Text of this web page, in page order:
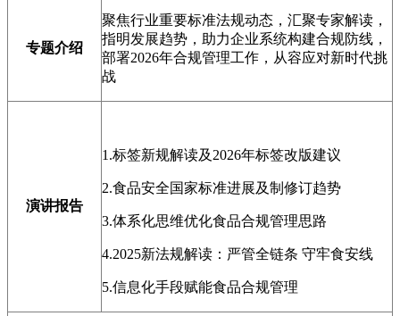
专题介绍
聚焦行业重要标准法规动态，汇聚专家解读，
指明发展趋势，助力企业系统构建合规防线，
部署2026年合规管理工作，从容应对新时代挑
战
演讲报告
1.标签新规解读及2026年标签改版建议
2.食品安全国家标准进展及制修订趋势
3.体系化思维优化食品合规管理思路
4.2025新法规解读：严管全链条 守牢食安线
5.信息化手段赋能食品合规管理